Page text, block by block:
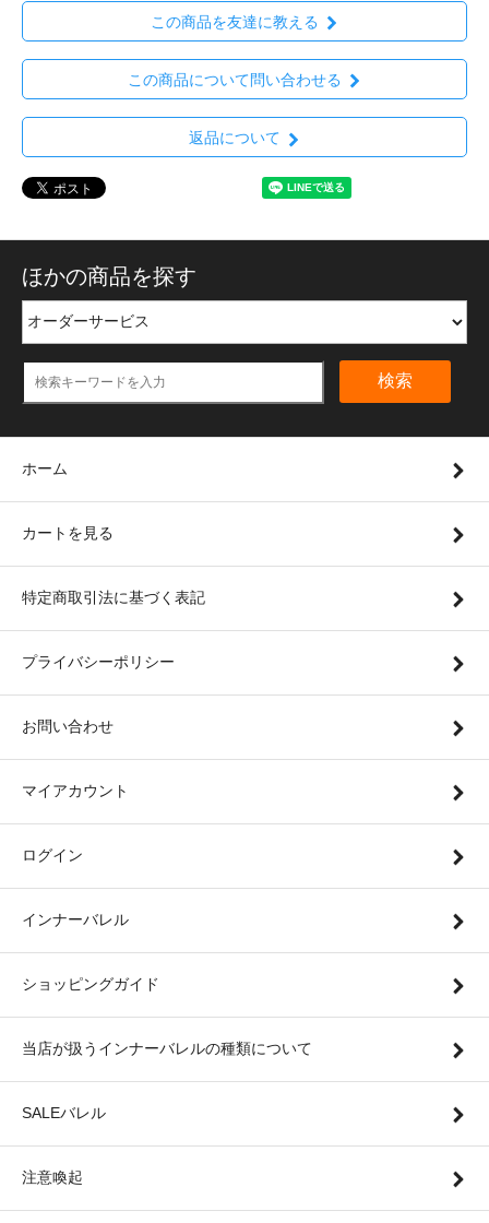
この商品を友達に教える
この商品について問い合わせる
返品について
ほかの商品を探す
検索
ホーム
カートを見る
特定商取引法に基づく表記
プライバシーポリシー
お問い合わせ
マイアカウント
ログイン
インナーバレル
ショッピングガイド
当店が扱うインナーバレルの種類について
SALEバレル
注意喚起